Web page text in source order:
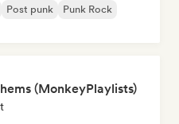
Post punk
Punk Rock
(MonkeyPlaylists)